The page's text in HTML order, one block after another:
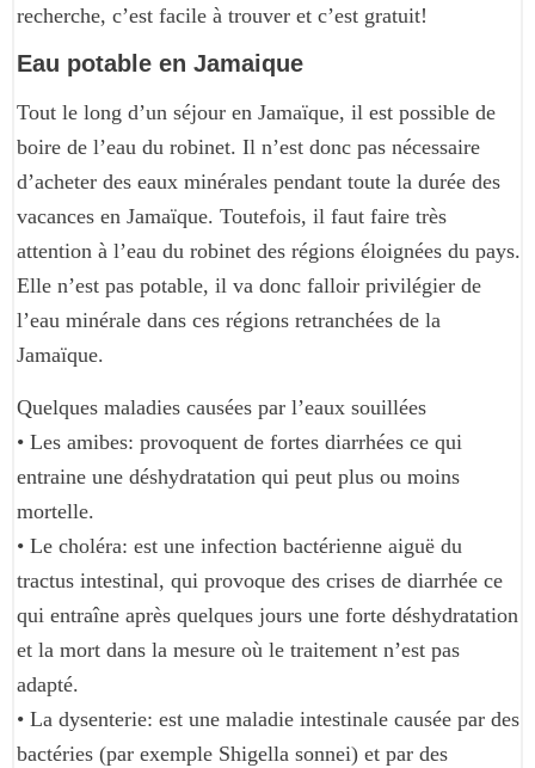
recherche, c’est facile à trouver et c’est gratuit!
Eau potable en Jamaique
Tout le long d’un séjour en Jamaïque, il est possible de
boire de l’eau du robinet. Il n’est donc pas nécessaire
d’acheter des eaux minérales pendant toute la durée des
vacances en Jamaïque. Toutefois, il faut faire très
attention à l’eau du robinet des régions éloignées du pays.
Elle n’est pas potable, il va donc falloir privilégier de
l’eau minérale dans ces régions retranchées de la
Jamaïque.
Quelques maladies causées par l’eaux souillées
• Les amibes: provoquent de fortes diarrhées ce qui
entraine une déshydratation qui peut plus ou moins
mortelle.
• Le choléra: est une infection bactérienne aiguë du
tractus intestinal, qui provoque des crises de diarrhée ce
qui entraîne après quelques jours une forte déshydratation
et la mort dans la mesure où le traitement n’est pas
adapté.
• La dysenterie: est une maladie intestinale causée par des
bactéries (par exemple Shigella sonnei) et par des